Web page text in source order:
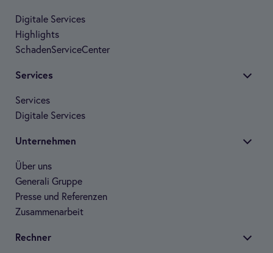
Digi­tale Ser­vices
High­lights
Scha­den­Ser­vice­Cen­ter
Ser­vices
Ser­vices
Digi­tale Ser­vices
Unter­neh­men
Über uns
Gene­rali Gruppe
Presse und Refe­ren­zen
Zusam­men­ar­beit
Rech­ner